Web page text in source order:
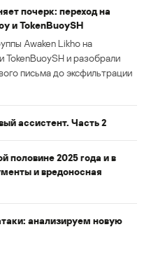
почерк: переход на
и TokenBuoySH
Awaken Likho на
TokenBuoySH и разобрали
письма до эксфильтрации
ассистент. Часть 2
половине 2025 года и в
и вредоносная
анализируем новую